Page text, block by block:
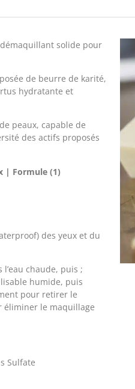
solide pour
de beurre de karité,
hydratante et
peaux, capable de
des actifs proposés
| Formule (1)
des yeux et du
chaude, puis ;
humide, puis
pour retirer le
éliminer le maquillage
Sulfate